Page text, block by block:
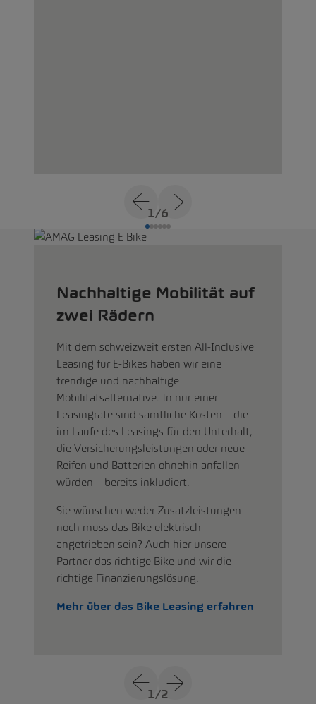
1/6
Nachhaltige Mobilität auf
zwei Rädern
Mit dem schweizweit ersten All-Inclusive
Leasing für E-Bikes haben wir eine
trendige und nachhaltige
Mobilitätsalternative. In nur einer
Leasingrate sind sämtliche Kosten – die
im Laufe des Leasings für den Unterhalt,
die Versicherungsleistungen oder neue
Reifen und Batterien ohnehin anfallen
würden – bereits inkludiert.
Sie wünschen weder Zusatzleistungen
noch muss das Bike elektrisch
angetrieben sein? Auch hier unsere
Partner das richtige Bike und wir die
richtige Finanzierungslösung.
Mehr über das Bike Leasing erfahren
1/2